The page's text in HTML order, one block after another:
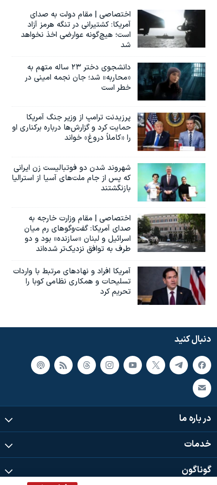
اختصاصی | مقام دولت به صدای
آمریکا: کشتیرانی در تنگه هرمز آزاد
است؛ هیچ‌گونه عوارضی اخذ نخواهد
شد
دانشجوی دختر ۲۳ ساله متهم به
«محاربه» شد؛ جان نجمه امینی در
خطر است
پرزیدنت ترامپ از وزیر جنگ آمریکا
حمایت کرد و گزارش‌ها درباره برکناری او
را «کاملاً دروغ» خواند
شهروند شدن دو فوتبالیست زن ایرانی
که پس از جام ملت‌های آسیا از استرالیا
بازنگشتند
اختصاصی | مقام وزارت خارجه به
صدای آمریکا: گفت‌وگوهای رم میان
اسرائیل و لبنان «سازنده» بود و دو
طرف به توافق نزدیک‌تر شده‌اند
آمریکا افراد و نهادهای مرتبط با واردات
تسلیحات و همکاری نظامی کوبا را
تحریم کرد
دنبال کنید
در باره ما
خدمات
گوناگون